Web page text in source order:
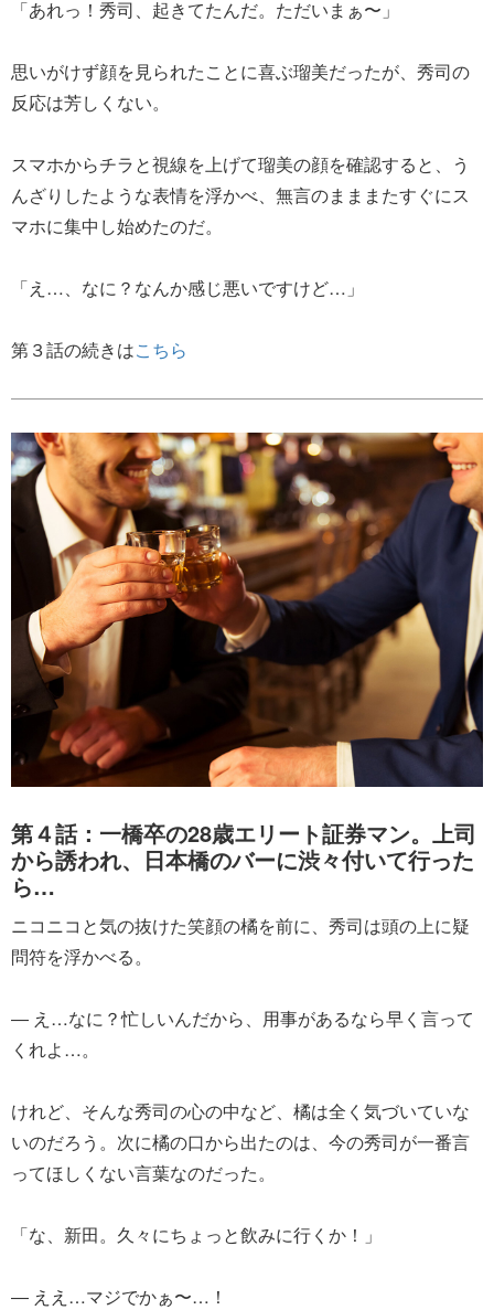
「あれっ！秀司、起きてたんだ。ただいまぁ〜」
思いがけず顔を見られたことに喜ぶ瑠美だったが、秀司の
反応は芳しくない。
スマホからチラと視線を上げて瑠美の顔を確認すると、う
んざりしたような表情を浮かべ、無言のまままたすぐにス
マホに集中し始めたのだ。
「え…、なに？なんか感じ悪いですけど…」
第３話の続きはこちら
第４話：一橋卒の28歳エリート証券マン。上司
から誘われ、日本橋のバーに渋々付いて行った
ら…
ニコニコと気の抜けた笑顔の橘を前に、秀司は頭の上に疑
問符を浮かべる。
― え…なに？忙しいんだから、用事があるなら早く言って
くれよ…。
けれど、そんな秀司の心の中など、橘は全く気づいていな
いのだろう。次に橘の口から出たのは、今の秀司が一番言
ってほしくない言葉なのだった。
「な、新田。久々にちょっと飲みに行くか！」
― ええ…マジでかぁ〜…！